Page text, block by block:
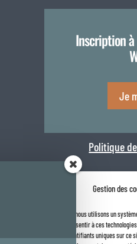
Gestion des
fournir la meilleure expérience, nous utilisons un
internet. Le fait de consentir à ces
de navigation ou les identifiants uniques sur ce
Inscription
Je
Politique
 Rapport de